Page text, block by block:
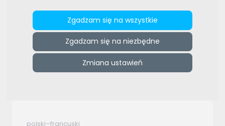
Zgadzam się na wszystkie
Zgadzam się na niezbędne
Zmiana ustawień
ZAMÓW REKLAMĘ W TYM MIEJSCU
e-tlumacze.net Anna Woźniak
Oferta tłumaczenia -
polski–francuski
polski–francuski